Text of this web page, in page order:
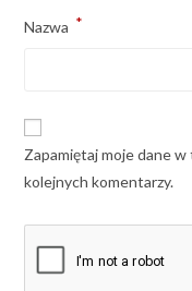
Nazwa *
Zapamiętaj moje dane
kolejnych komentarzy.